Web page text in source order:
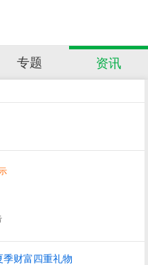
专题 资讯
季财富四重礼物